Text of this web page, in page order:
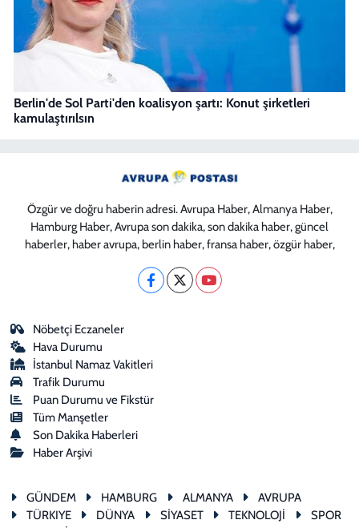
Berlin'de Sol Parti'den koalisyon şartı: Konut şirketleri
kamulaştırılsın
Özgür ve doğru haberin adresi. Avrupa Haber, Almanya Haber,
Hamburg Haber, Avrupa son dakika, son dakika haber, güncel
haberler, haber avrupa, berlin haber, fransa haber, özgür haber,
Nöbetçi Eczaneler
Hava Durumu
İstanbul Namaz Vakitleri
Trafik Durumu
Puan Durumu ve Fikstür
Tüm Manşetler
Son Dakika Haberleri
Haber Arşivi
GÜNDEM HAMBURG ALMANYA
AVRUPA
TÜRKIYE
DÜNYA SİYASET TEKNOLOJİ
SPOR